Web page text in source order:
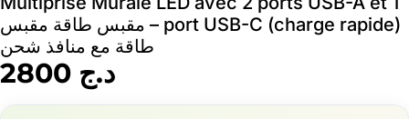
port USB-C (charge rapide) – مقبس طاقة مقبس
طاقة مع منافذ شحن
د.ج